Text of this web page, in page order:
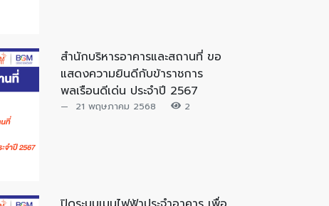
สำนักบริหารอาคารและสถานที่ ขอ
แสดงความยินดีกับข้าราชการ
พลเรือนดีเด่น ประจำปี 2567
21 พฤษภาคม 2568 2